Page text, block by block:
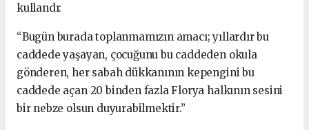
kullandı:
“Bugün burada toplanmamızın amacı; yıllardır bu
caddede yaşayan, çocuğunu bu caddeden okula
gönderen, her sabah dükkanının kepengini bu
caddede açan 20 binden fazla Florya halkının sesini
bir nebze olsun duyurabilmektir.”